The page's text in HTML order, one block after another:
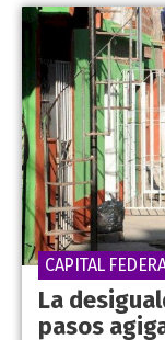
La
pasos
CAPITAL